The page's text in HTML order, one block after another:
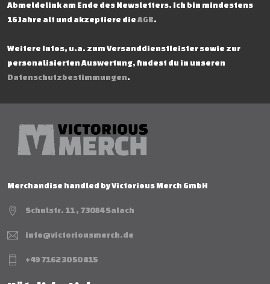
Abmeldelink am Ende des Newsletters. Ich bin mindestens
16 Jahre alt und akzeptiere die AGB.
Weitere Infos, u.a. zum Versanddienstleister sowie zur
personalisierten Auswertung, findest du in unseren
Datenschutzbestimmungen.
Merchandise handled by Victorious Merch GmbH
Schulstr. 11 , 73084 Salach
info@victoriousmerch.de
+49 7162 30 50 815